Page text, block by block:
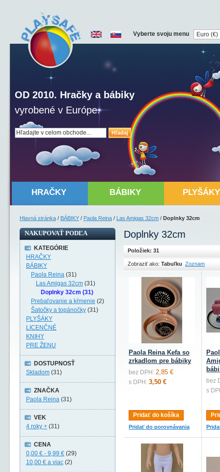
Hľadaj
OD 2010. Hračky a bábiky
vyrobené v Európe.
Vyberte svoju menu
HRAČKY BÁBIKY PLYŠÁKY
Hlavná stránka / BÁBIKY / Paola Reina / Las Amigas 32cm / Doplnky 32cm
Doplnky 32cm
Položiek: 31
Zobraziť ako: Tabuľku Zoznam
Paola Reina Kefa so
zrkadlom pre bábiky
bez DPH: 2,85 €
s DPH: 3,50 €
Pridať do košíka
Pridať do porovnávania
bez
s
NAKUPOVAŤ PODĽA
KATEGÓRIE
HRAČKY
BÁBIKY
Paola Reina (31)
Las Amigas 32cm (31)
Doplnky 32cm (31)
Prebaľovanie a kŕmenie (2)
Šatočky a topánočky (31)
PLYŠÁKY
LICENČNÉ
KNIHY
PRE ŽENU
DOSTUPNOSŤ
Skladom (31)
ZNAČKA
Paola Reina (31)
VEK
4 roky + (31)
CENA
0,00 € - 9,99 € (29)
10,00 € a viac (2)